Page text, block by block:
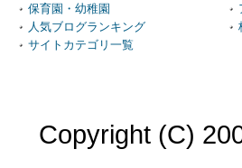
保育園・幼稚園
人気ブログランキング
サイトカテゴリ一覧
Copyright (C)